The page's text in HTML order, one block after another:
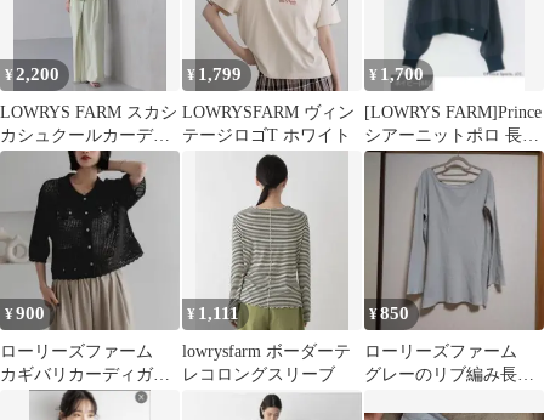
¥2,200
LOWRYS FARM スカシ
カシュクールカーディ
ガン グリーン
¥ 1,799
LOWRYSFARM ヴィン
テージロゴT ホワイト
¥ 1,700
[LOWRYS FARM]Prince
シアーニットポロ 長袖
ネイビー
¥900
ローリーズファーム
カギバリカーディガン
291971
¥ 1,111
lowrysfarm ボーダーテ
レコロングスリーブ
¥850
ローリーズファーム
グレーのリブ編み長袖